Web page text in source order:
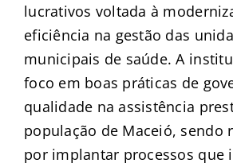
lucrativos voltada à
eficiência na gestão das
municipais de saúde. A
foco em boas práticas de
qualidade na assistência
população de Maceió, sendo
por implantar processos que